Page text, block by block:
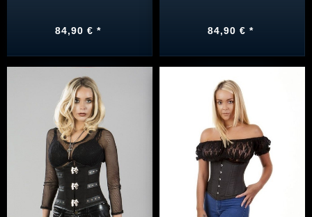
84,90 € * 84,90 € *